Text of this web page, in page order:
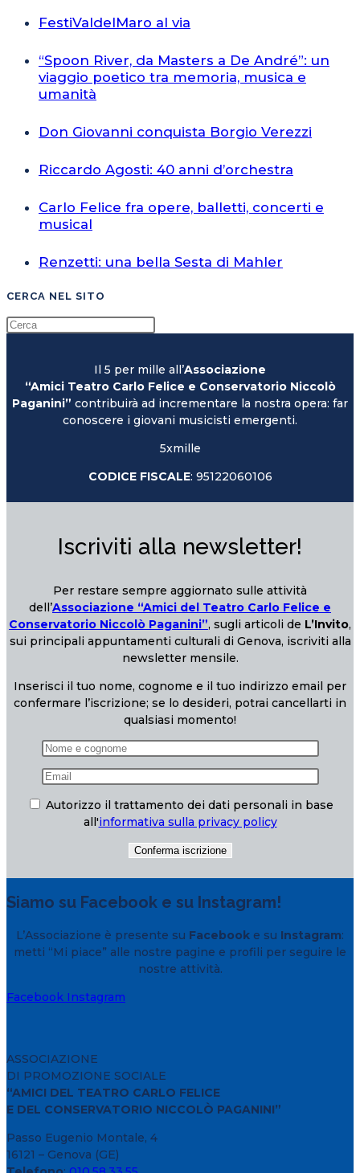
FestiValdelMaro al via
“Spoon River, da Masters a De André”: un
viaggio poetico tra memoria, musica e
umanità
Don Giovanni conquista Borgio Verezzi
Riccardo Agosti: 40 anni d’orchestra
Carlo Felice fra opere, balletti, concerti e
musical
Renzetti: una bella Sesta di Mahler
CERCA NEL SITO
Il 5 per mille all’Associazione
“Amici Teatro Carlo Felice e Conservatorio Niccolò
Paganini” contribuirà ad incrementare la nostra opera: far
conoscere i giovani musicisti emergenti.
5xmille
CODICE FISCALE: 95122060106
Iscriviti alla newsletter!
Per restare sempre aggiornato sulle attività
dell’Associazione “Amici del Teatro Carlo Felice e
Conservatorio Niccolò Paganini”, sugli articoli de L’Invito,
sui principali appuntamenti culturali di Genova, iscriviti alla
newsletter mensile.
Inserisci il tuo nome, cognome e il tuo indirizzo email per
confermare l’iscrizione; se lo desideri, potrai cancellarti in
qualsiasi momento!
Autorizzo il trattamento dei dati personali in base
all'informativa sulla privacy policy
Siamo su Facebook e su Instagram!
L’Associazione è presente su Facebook e su Instagram:
metti “Mi piace” alle nostre pagine e profili per seguire le
nostre attività.
Facebook Instagram
ASSOCIAZIONE
DI PROMOZIONE SOCIALE
“AMICI DEL TEATRO CARLO FELICE
E DEL CONSERVATORIO NICCOLÒ PAGANINI”
Passo Eugenio Montale, 4
16121 – Genova (GE)